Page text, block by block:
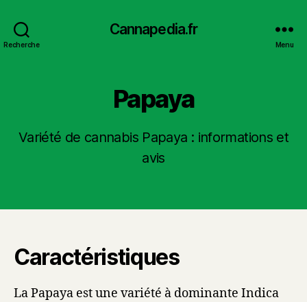
Recherche
Cannapedia.fr
Menu
Papaya
Variété de cannabis Papaya : informations et
avis
Caractéristiques
La Papaya est une variété à dominante Indica